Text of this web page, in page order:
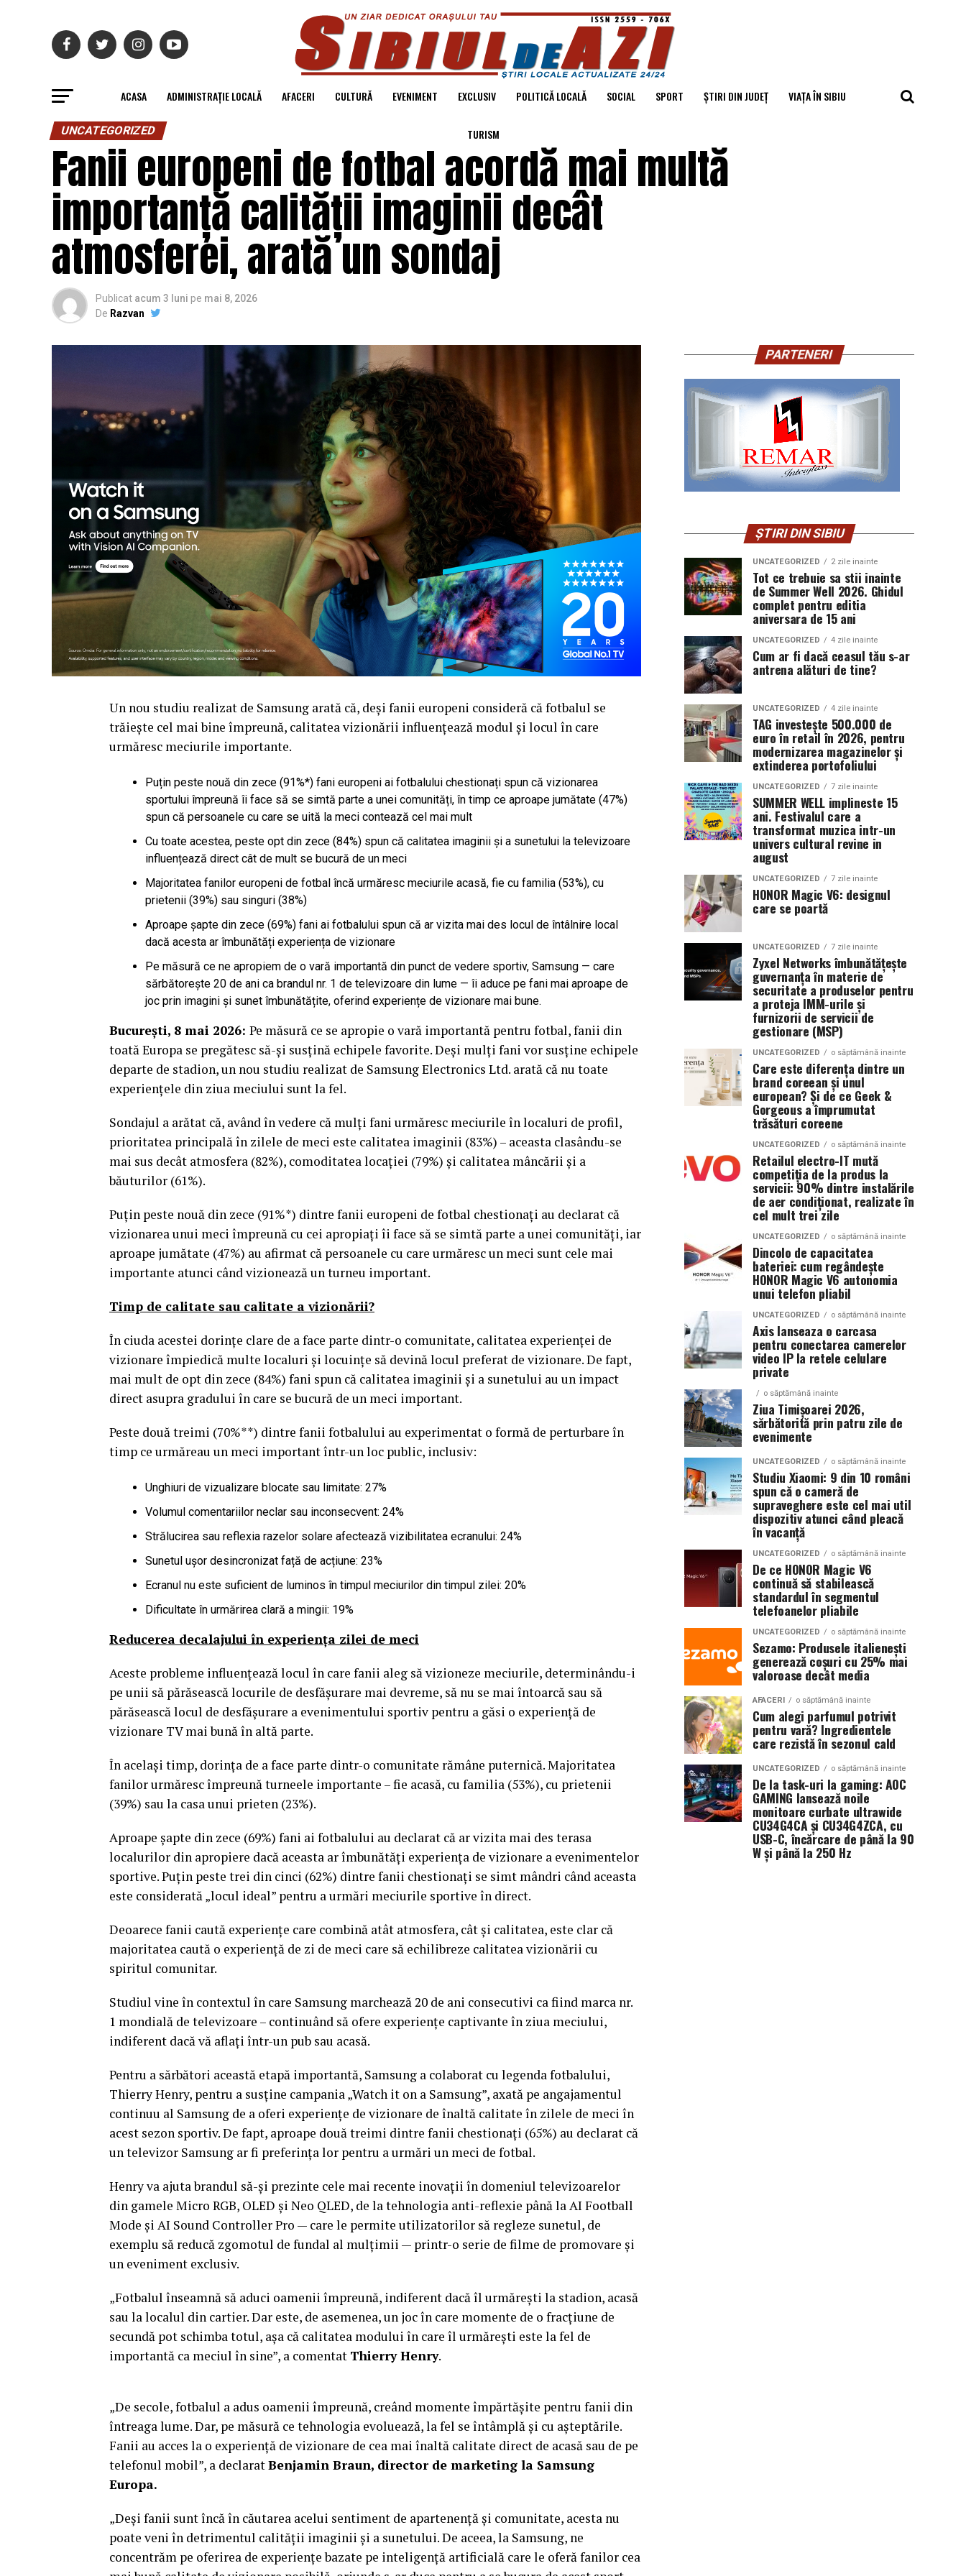
ACASA ADMINISTRAȚIE LOCALĂ AFACERI CULTURĂ EVENIMENT EXCLUSIV POLITICĂ LOCALĂ SOCIAL SPORT ȘTIRI DIN JUDEȚ VIAȚA ÎN SIBIU
TURISM
UNCATEGORIZED
Fanii europeni de fotbal acordă mai multă
importanță calității imaginii decât
atmosferei, arată un sondaj
Publicat acum 3 luni pe mai 8, 2026
De Razvan
Un nou studiu realizat de Samsung arată că, deși fanii europeni consideră că fotbalul se
trăiește cel mai bine împreună, calitatea vizionării influențează modul și locul în care
urmăresc meciurile importante.
Puțin peste nouă din zece (91%*) fani europeni ai fotbalului chestionați spun că vizionarea
sportului împreună îi face să se simtă parte a unei comunități, în timp ce aproape jumătate (47%)
spun că persoanele cu care se uită la meci contează cel mai mult
Cu toate acestea, peste opt din zece (84%) spun că calitatea imaginii și a sunetului la televizoare
influențează direct cât de mult se bucură de un meci
Majoritatea fanilor europeni de fotbal încă urmăresc meciurile acasă, fie cu familia (53%), cu
prietenii (39%) sau singuri (38%)
Aproape șapte din zece (69%) fani ai fotbalului spun că ar vizita mai des locul de întâlnire local
dacă acesta ar îmbunătăți experiența de vizionare
Pe măsură ce ne apropiem de o vară importantă din punct de vedere sportiv, Samsung — care
sărbătorește 20 de ani ca brandul nr. 1 de televizoare din lume — îi aduce pe fani mai aproape de
joc prin imagini și sunet îmbunătățite, oferind experiențe de vizionare mai bune.
București, 8 mai 2026: Pe măsură ce se apropie o vară importantă pentru fotbal, fanii din
toată Europa se pregătesc să-și susțină echipele favorite. Deși mulți fani vor susține echipele
departe de stadion, un nou studiu realizat de Samsung Electronics Ltd. arată că nu toate
experiențele din ziua meciului sunt la fel.
Sondajul a arătat că, având în vedere că mulți fani urmăresc meciurile în localuri de profil,
prioritatea principală în zilele de meci este calitatea imaginii (83%) – aceasta clasându-se
mai sus decât atmosfera (82%), comoditatea locației (79%) și calitatea mâncării și a
băuturilor (61%).
Puțin peste nouă din zece (91%*) dintre fanii europeni de fotbal chestionați au declarat că
vizionarea unui meci împreună cu cei apropiați îi face să se simtă parte a unei comunități, iar
aproape jumătate (47%) au afirmat că persoanele cu care urmăresc un meci sunt cele mai
importante atunci când vizionează un turneu important.
Timp de calitate sau calitate a vizionării?
În ciuda acestei dorințe clare de a face parte dintr-o comunitate, calitatea experienței de
vizionare împiedică multe localuri și locuințe să devină locul preferat de vizionare. De fapt,
mai mult de opt din zece (84%) fani spun că calitatea imaginii și a sunetului au un impact
direct asupra gradului în care se bucură de un meci important.
Peste două treimi (70%**) dintre fanii fotbalului au experimentat o formă de perturbare în
timp ce urmăreau un meci important într-un loc public, inclusiv:
Unghiuri de vizualizare blocate sau limitate: 27%
Volumul comentariilor neclar sau inconsecvent: 24%
Strălucirea sau reflexia razelor solare afectează vizibilitatea ecranului: 24%
Sunetul ușor desincronizat față de acțiune: 23%
Ecranul nu este suficient de luminos în timpul meciurilor din timpul zilei: 20%
Dificultate în urmărirea clară a mingii: 19%
Reducerea decalajului în experiența zilei de meci
Aceste probleme influențează locul în care fanii aleg să vizioneze meciurile, determinându-i
pe unii să părăsească locurile de desfășurare mai devreme, să nu se mai întoarcă sau să
părăsească locul de desfășurare a evenimentului sportiv pentru a găsi o experiență de
vizionare TV mai bună în altă parte.
În același timp, dorința de a face parte dintr-o comunitate rămâne puternică. Majoritatea
fanilor urmăresc împreună turneele importante – fie acasă, cu familia (53%), cu prietenii
(39%) sau la casa unui prieten (23%).
Aproape șapte din zece (69%) fani ai fotbalului au declarat că ar vizita mai des terasa
localurilor din apropiere dacă aceasta ar îmbunătăți experiența de vizionare a evenimentelor
sportive. Puțin peste trei din cinci (62%) dintre fanii chestionați se simt mândri când aceasta
este considerată „locul ideal” pentru a urmări meciurile sportive în direct.
Deoarece fanii caută experiențe care combină atât atmosfera, cât și calitatea, este clar că
majoritatea caută o experiență de zi de meci care să echilibreze calitatea vizionării cu
spiritul comunitar.
Studiul vine în contextul în care Samsung marchează 20 de ani consecutivi ca fiind marca nr.
1 mondială de televizoare – continuând să ofere experiențe captivante în ziua meciului,
indiferent dacă vă aflați într-un pub sau acasă.
Pentru a sărbători această etapă importantă, Samsung a colaborat cu legenda fotbalului,
Thierry Henry, pentru a susține campania „Watch it on a Samsung”, axată pe angajamentul
continuu al Samsung de a oferi experiențe de vizionare de înaltă calitate în zilele de meci în
acest sezon sportiv. De fapt, aproape două treimi dintre fanii chestionați (65%) au declarat că
un televizor Samsung ar fi preferința lor pentru a urmări un meci de fotbal.
Henry va ajuta brandul să-și prezinte cele mai recente inovații în domeniul televizoarelor
din gamele Micro RGB, OLED și Neo QLED, de la tehnologia anti-reflexie până la AI Football
Mode și AI Sound Controller Pro — care le permite utilizatorilor să regleze sunetul, de
exemplu să reducă zgomotul de fundal al mulțimii — printr-o serie de filme de promovare și
un eveniment exclusiv.
„Fotbalul înseamnă să aduci oamenii împreună, indiferent dacă îl urmărești la stadion, acasă
sau la localul din cartier. Dar este, de asemenea, un joc în care momente de o fracțiune de
secundă pot schimba totul, așa că calitatea modului în care îl urmărești este la fel de
importantă ca meciul în sine”, a comentat Thierry Henry.
„De secole, fotbalul a adus oamenii împreună, creând momente împărtășite pentru fanii din
întreaga lume. Dar, pe măsură ce tehnologia evoluează, la fel se întâmplă și cu așteptările.
Fanii au acces la o experiență de vizionare de cea mai înaltă calitate direct de acasă sau de pe
telefonul mobil”, a declaratBenjamin Braun, director de marketing la Samsung
Europa.
„Deși fanii sunt încă în căutarea acelui sentiment de apartenență și comunitate, acesta nu
poate veni în detrimentul calității imaginii și a sunetului. De aceea, la Samsung, ne
concentrăm pe oferirea de experiențe bazate pe inteligență artificială care le oferă fanilor cea
PARTENERI
ȘTIRI DIN SIBIU
UNCATEGORIZED 2 zile inainte
Tot ce trebuie sa stii inainte
de Summer Well 2026. Ghidul
complet pentru editia
aniversara de 15 ani
UNCATEGORIZED 4 zile inainte
Cum ar fi dacă ceasul tău s-ar
antrena alături de tine?
UNCATEGORIZED 4 zile inainte
TAG investește 500.000 de
euro în retail în 2026, pentru
modernizarea magazinelor și
extinderea portofoliului
UNCATEGORIZED 7 zile inainte
SUMMER WELL implineste 15
ani. Festivalul care a
transformat muzica intr-un
univers cultural revine in
august
UNCATEGORIZED 7 zile inainte
HONOR Magic V6: designul
care se poartă
UNCATEGORIZED 7 zile inainte
Zyxel Networks îmbunătățește
guvernanța în materie de
securitate a produselor pentru
a proteja IMM-urile și
furnizorii de servicii de
gestionare (MSP)
UNCATEGORIZED o săptămână inainte
Care este diferența dintre un
brand coreean și unul
european? Și de ce Geek &
Gorgeous a împrumutat
trăsături coreene
UNCATEGORIZED o săptămână inainte
Retailul electro-IT mută
competiția de la produs la
servicii: 90% dintre instalările
de aer condiționat, realizate în
cel mult trei zile
UNCATEGORIZED o săptămână inainte
Dincolo de capacitatea
bateriei: cum regândește
HONOR Magic V6 autonomia
unui telefon pliabil
UNCATEGORIZED o săptămână inainte
Axis lanseaza o carcasa
pentru conectarea camerelor
video IP la retele celulare
private
o săptămână inainte
Ziua Timișoarei 2026,
sărbătorită prin patru zile de
evenimente
UNCATEGORIZED o săptămână inainte
Studiu Xiaomi: 9 din 10 români
spun că o cameră de
supraveghere este cel mai util
dispozitiv atunci când pleacă
în vacanță
UNCATEGORIZED o săptămână inainte
De ce HONOR Magic V6
continuă să stabilească
standardul în segmentul
telefoanelor pliabile
UNCATEGORIZED o săptămână inainte
Sezamo: Produsele italienești
generează coșuri cu 25% mai
valoroase decât media
AFACERI o săptămână inainte
Cum alegi parfumul potrivit
pentru vară? Ingredientele
care rezistă în sezonul cald
UNCATEGORIZED o săptămână inainte
De la task-uri la gaming: AOC
GAMING lansează noile
monitoare curbate ultrawide
CU34G4CA și CU34G4ZCA, cu
USB-C, încărcare de până la 90
W și până la 250 Hz